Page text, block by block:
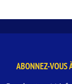
8°
ABONNEZ-VOUS